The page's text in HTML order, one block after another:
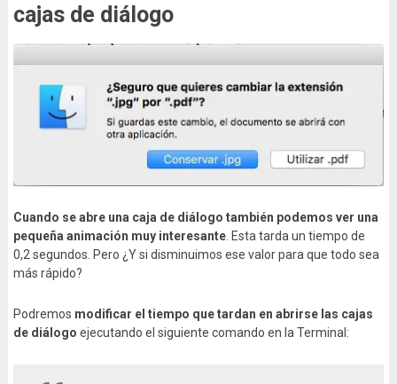
cajas de diálogo
Cuando se abre una caja de diálogo también podemos ver una
pequeña animación muy interesante. Esta tarda un tiempo de
0,2 segundos. Pero ¿Y si disminuimos ese valor para que todo sea
más rápido?
Podremos modificar el tiempo que tardan en abrirse las cajas
de diálogo ejecutando el siguiente comando en la Terminal: